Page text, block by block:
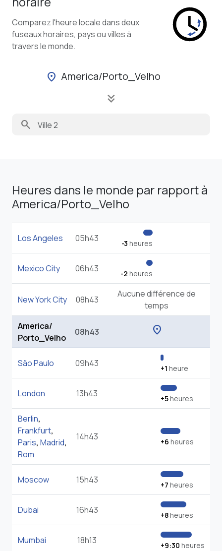
Comparez l'heure locale dans deux
fuseaux horaires, pays ou villes à
travers le monde.
location_on America/Porto_Velho
keyboard_double_arrow_down
search
Heures dans le monde par rapport à
America/Porto_Velho
Los Angeles 05h43 -3 heures
Mexico City 06h43 -2 heures
New York City 08h43
Aucune différence de
temps
America/
Porto_Velho
08h43 location_on
São Paulo 09h43 +1 heure
London 13h43 +5heures
Berlin,
Frankfurt,
Paris, Madrid,
Rom
14h43 +6 heures
Moscow 15h43 +7 heures
Dubai 16h43 +8heures
Mumbai 18h13 +9:30 heures